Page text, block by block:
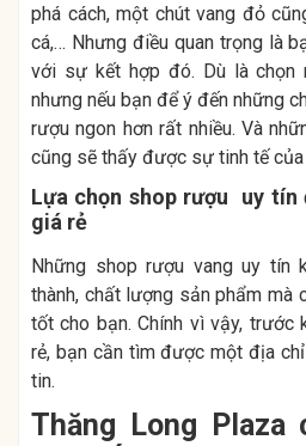
phá cách, một chút vang đỏ
cá,… Nhưng điều quan trọng là
với sự kết hợp đó. Dù là chọn
nhưng nếu bạn để ý đến những
rượu ngon hơn rất nhiều. Và
cũng sẽ thấy được sự tinh tế của
Lựa chọn shop rượu uy tín
giá rẻ
Những shop rượu vang uy tín
thành, chất lượng sản phẩm mà
tốt cho bạn. Chính vì vậy, trước
rẻ, bạn cần tìm được một địa
tin.
Thăng Long Plaza